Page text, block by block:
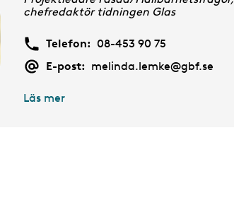
chefredaktör tidningen Glas
Telefon: 08-453 90 75
E-post: melinda.lemke@gbf.se
Läs mer